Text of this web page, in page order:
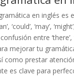
en inglés
‘could’, ‘may’,
entre ‘there’,
mejorar tu
como prestar
es clave para